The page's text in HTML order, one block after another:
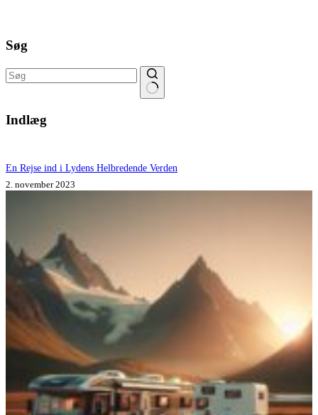
Søg
resultater
Indlæg
En Rejse ind i Lydens Helbredende Verden
2. november 2023